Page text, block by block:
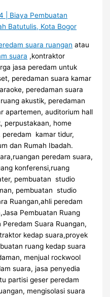
suara ruangan atau
suara ,kontraktor
jasa peredam untuk
peredaman suara kamar
peredaman suara
akustik, peredaman
apartemen, auditorium hall
perpustakaan, home
kamar tidur,
dan Rumah Ibadah.
peredam suara,
konferensi,ruang
pembuatan studio
pembuatan studio
Ruangan,ahli peredam
Pembuatan Ruang
Suara Ruangan,
kedap suara,proyek
ruang kedap suara
menjual rockwool
suara, jasa penyedia
partisi geser peredam
mengisolasi suara